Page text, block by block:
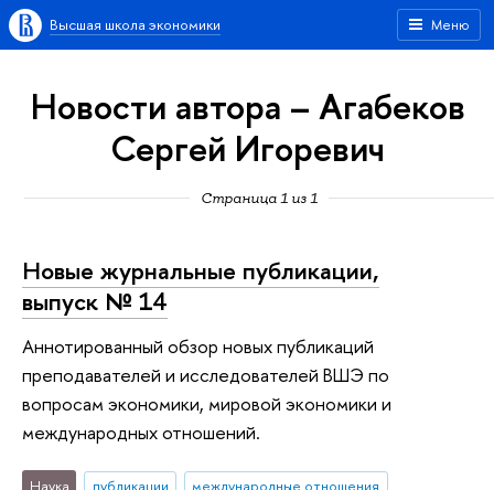
Меню
Высшая школа экономики
Новости автора – Агабеков
Сергей Игоревич
Страница 1 из 1
Новые журнальные публикации,
выпуск № 14
Аннотированный обзор новых публикаций
преподавателей и исследователей ВШЭ по
вопросам экономики, мировой экономики и
международных отношений.